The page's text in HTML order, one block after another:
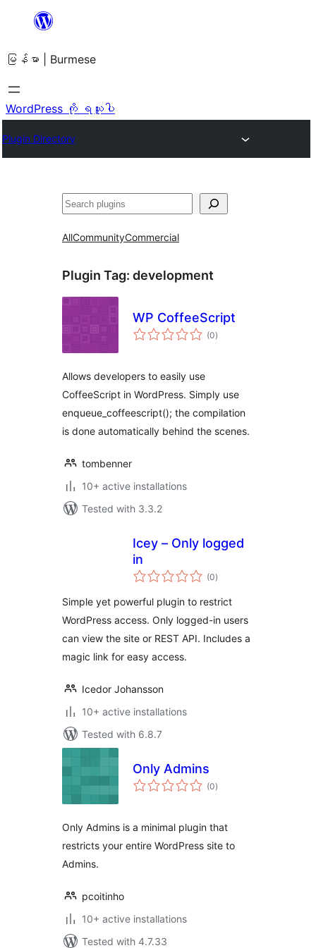
အကြောင်းအရာ
ကျော်သွား
ရန်
မြန်မာ | Burmese
WordPress ကို ရယူပါ
Plugin Directory
ရှာ
AllCommunityCommercial
Plugin Tag: development
WP CoffeeScript
(0total
ratings
)
Allows developers to easily use
CoffeeScript in WordPress. Simply use
enqueue_coffeescript(); the compilation
is done automatically behind the scenes.
tombenner
10+ active installations
Tested with 3.3.2
Icey – Only logged
in
(0total
ratings
)
Simple yet powerful plugin to restrict
WordPress access. Only logged-in users
can view the site or REST API. Includes a
magic link for easy access.
Icedor Johansson
10+ active installations
Tested with 6.8.7
Only Admins
(0total
ratings
)
Only Admins is a minimal plugin that
restricts your entire WordPress site to
Admins.
pcoitinho
10+ active installations
Tested with 4.7.33